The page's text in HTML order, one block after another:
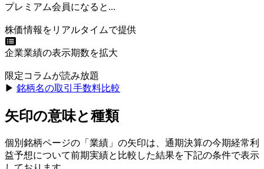
プレミアム会員になると...
株価情報をリアルタイムで提供
企業業績の表示期数を拡大
限定コラムが読み放題
▶︎ 銘柄名の取引手数料比較
矢印の意味と種類
個別銘柄ページの「業績」の矢印は、通期決算の今期経常利
益予想について前期実績と比較した結果を下記の条件で表示